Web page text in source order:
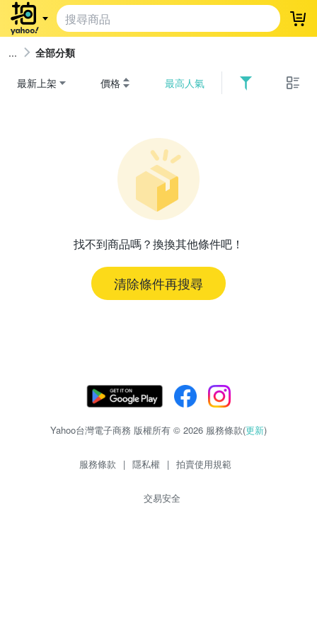
登
全部分類
最新上架 價格 最高人氣
找不到商品嗎？換換其他條件吧！
清除條件再搜尋
Yahoo台灣電子商務 版權所有 © 2026 服務條款(更新)
服務條款 | 隱私權 | 拍賣使用規範
交易安全